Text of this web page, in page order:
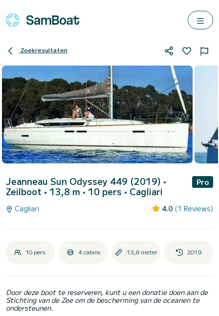
Zoekresultaten
Jeanneau Sun Odyssey 449 (2019) •
Zeilboot • 13,8 m • 10 pers • Cagliari
Pro
Cagliari 4.0 (1 Reviews)
10 pers. 4 cabins 13,8 meter 2019
Door deze boot te reserveren, kunt u een donatie doen aan de
Stichting van de Zee om de bescherming van de oceanen te
ondersteunen.